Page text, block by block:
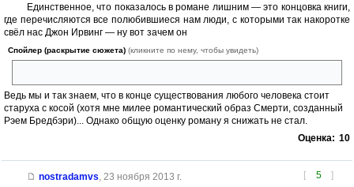
Единственное, что показалось в романе лишним — это концовка книги,
где перечисляются все полюбившиеся нам люди, с которыми так накоротке
свёл нас Джон Ирвинг — ну вот зачем он
Спойлер (раскрытие сюжета) (кликните по нему, чтобы увидеть)
Ведь мы и так знаем, что в конце существования любого человека стоит
старуха с косой (хотя мне милее романтический образ Смерти, созданный
Рэем Бредбэри)... Однако общую оценку роману я снижать не стал.
Оценка: 10
[ 5 ]
nostradamvs 23 ноября 2013 г.